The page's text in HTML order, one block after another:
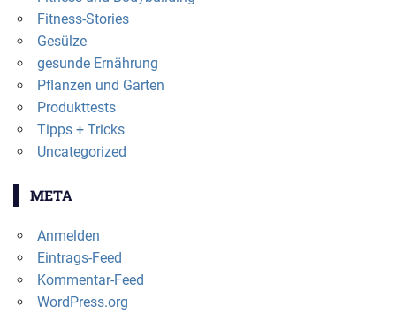
Fitness-Stories
Gesülze
gesunde Ernährung
Pflanzen und Garten
Produkttests
Tipps + Tricks
Uncategorized
META
Anmelden
Eintrags-Feed
Kommentar-Feed
WordPress.org